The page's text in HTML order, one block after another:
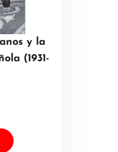
y la
(1931-